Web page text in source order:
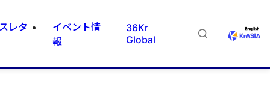
レタ
イベント情
報
36Kr
Global